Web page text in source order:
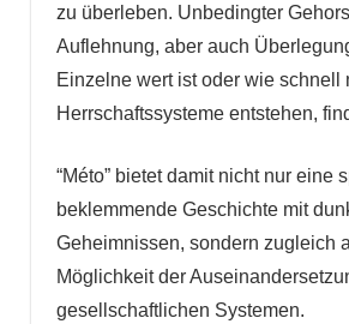
zu überleben. Unbedingter
Auflehnung, aber auch
Einzelne wert ist oder wie schnell
Herrschaftssysteme entstehen,
“Méto” bietet damit nicht nur eine
beklemmende Geschichte mit
Geheimnissen, sondern zugleich
Möglichkeit der
gesellschaftlichen Systemen.